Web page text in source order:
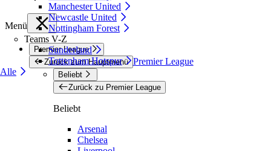
Manchester United
Newcastle United
Nottingham Forest
Teams V-Z
Sunderland
Tottenham Hotspur
Alle
Menü
Premier League
Zurück zum Hauptmenü Premier League
Beliebt
Zurück zu Premier League
Beliebt
Arsenal
Chelsea